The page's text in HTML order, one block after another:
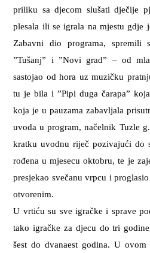
priliku sa djecom slušati dječije
plesala ili se igrala na mjestu gdje
Zabavni dio programa, spremili
”Tušanj” i ”Novi grad” – od
sastojao od hora uz muzičku
tu je bila i ”Pipi duga čarapa”
koja je u pauzama zabavljala
uvoda u program, načelnik Tuzle
kratku uvodnu riječ pozivajući do
rođena u mjesecu oktobru, te je
presjekao svečanu vrpcu i
otvorenim.
U vrtiću su sve igračke i sprave
tako igračke za djecu do tri
šest do dvanaest godina. U